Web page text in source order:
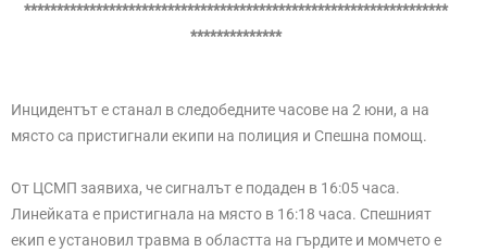
*****************************************************************
**************
Инцидентът е станал в следобедните часове на 2 юни, а на
място са пристигнали екипи на полиция и Спешна помощ.
От ЦСМП заявиха, че сигналът е подаден в 16:05 часа.
Линейката е пристигнала на място в 16:18 часа. Спешният
екип е установил травма в областта на гърдите и момчето е